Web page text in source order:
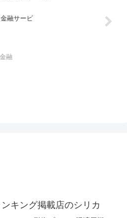
融サービ
融
キング掲載店のシリカ